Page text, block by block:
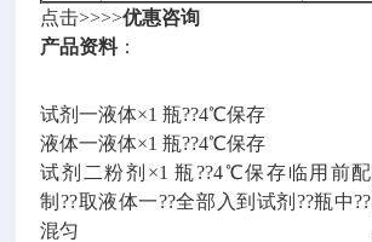
点击>>>>优惠咨询
产品资料：
试剂一液体×1 瓶??4℃保存
液体一液体×1 瓶??4℃保存
试剂二粉剂×1 瓶??4℃保存临用前配
制??取液体一??全部入到试剂??瓶中??
混匀